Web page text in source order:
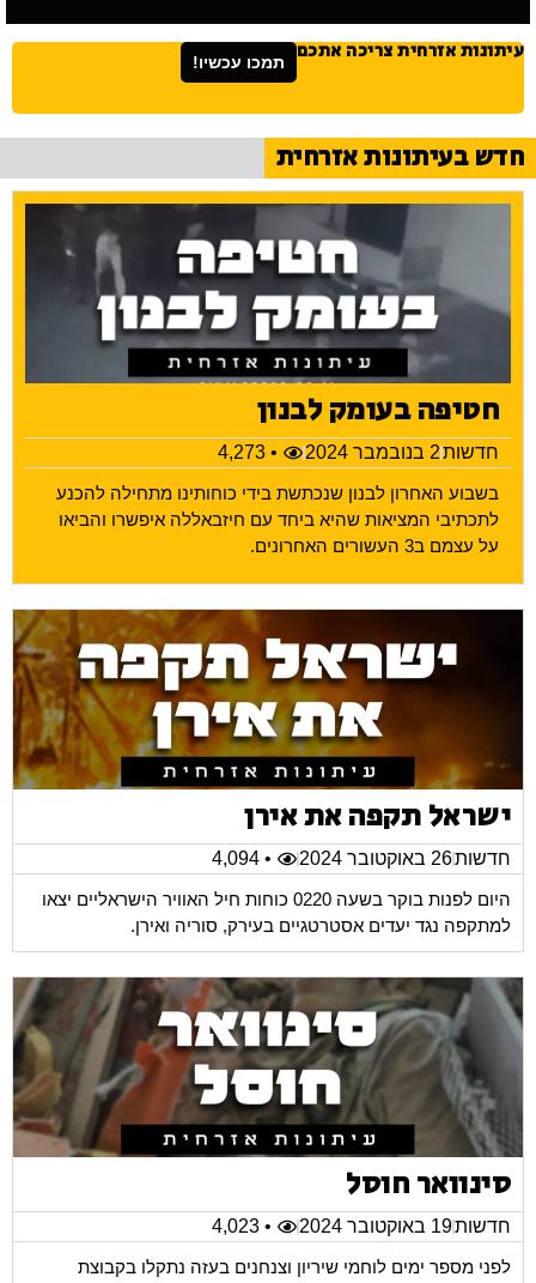
עיתונות אזרחית צריכה אתכם תמכו עכשיו!
חדש בעיתונות אזרחית
חטיפה בעומק לבנון
חדשות2 בנובמבר 2024
• 4,273
בשבוע האחרון לבנון שנכתשת בידי כוחותינו מתחילה להכנע
לתכתיבי המציאות שהיא ביחד עם חיזבאללה איפשרו והביאו
על עצמם ב3 העשורים האחרונים.
ישראל תקפה את אירן
חדשות26 באוקטובר 2024
• 4,094
היום לפנות בוקר בשעה 0220 כוחות חיל האוויר הישראליים יצאו
למתקפה נגד יעדים אסטרטגיים בעירק, סוריה ואירן.
סינוואר חוסל
חדשות19 באוקטובר 2024
• 4,023
לפני מספר ימים לוחמי שיריון וצנחנים בעזה נתקלו בקבוצת